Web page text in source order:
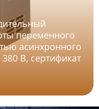
переменного
асинхронного
380 В, сертификат